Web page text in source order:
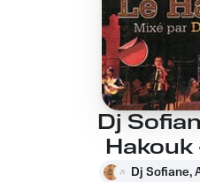
Dj
Hakouk
Dj Sofiane,